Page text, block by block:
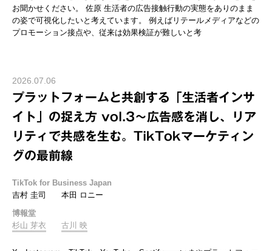
お聞かせください。 佐原 生活者の広告接触行動の実態をありのまま
の姿で可視化したいと考えています。 例えばリテールメディアなどの
プロモーション接点や、従来は効果検証が難しいと考
2026.07.06
プラットフォームと共創する「生活者インサ
イト」の捉え方 vol.3～広告感を消し、リア
リティで共感を生む。TikTokマーケティン
グの最前線
TikTok for Business Japan
吉村 圭司
本田 ロニー
博報堂
杉山 芽衣
古川 映